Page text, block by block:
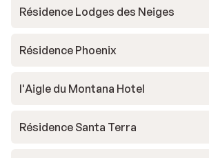
Résidence Lodges des Neiges
Résidence Phoenix
l'Aigle du Montana Hotel
Résidence Santa Terra